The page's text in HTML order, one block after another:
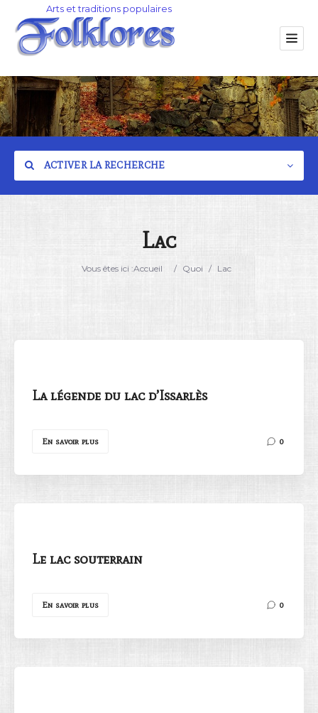
ACTIVER LA RECHERCHE
Catégorie
Lac
Vous êtes ici :Accueil / Quoi / Lac
La légende du lac d’Issarlès
En savoir plus 0
Le lac souterrain
En savoir plus 0